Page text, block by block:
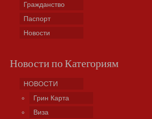
Гражданство
Паспорт
Новости
Новости по Категориям
НОВОСТИ
Грин Карта
Виза